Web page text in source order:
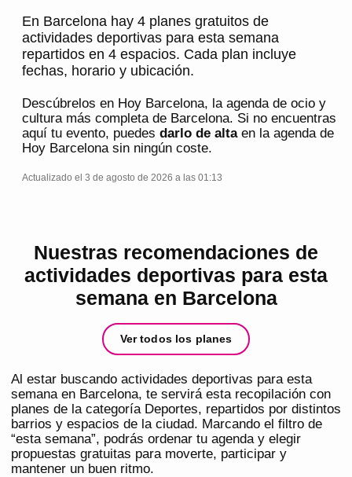
En Barcelona hay 4 planes gratuitos de
actividades deportivas para esta semana
repartidos en 4 espacios. Cada plan incluye
fechas, horario y ubicación.
Descúbrelos en Hoy Barcelona, la agenda de ocio y
cultura más completa de Barcelona. Si no encuentras
aquí tu evento, puedes darlo de altaen la agenda de
Hoy Barcelonasin ningún coste.
Actualizado el 3 de agosto de 2026 a las 01:13
Nuestras recomendaciones de
actividades deportivas para esta
semana en Barcelona
Ver todos los planes
Al estar buscando actividades deportivas para esta
semana en Barcelona, te servirá esta recopilación con
planes de la categoría Deportes, repartidos por distintos
barrios y espacios de la ciudad. Marcando el filtro de
“esta semana”, podrás ordenar tu agenda y elegir
propuestas gratuitas para moverte, participar y
mantener un buen ritmo.